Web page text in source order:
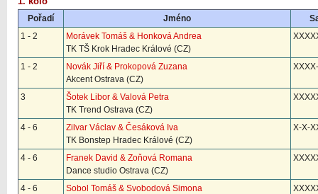
Pořadí Jméno
1 - 2
Morávek Tomáš & Honková Andrea
TK TŠ Krok Hradec Králové (CZ)
1 - 2
Novák Jiří & Prokopová Zuzana
Akcent Ostrava (CZ)
3
Šotek Libor & Valová Petra
TK Trend Ostrava (CZ)
4 - 6
Zilvar Václav & Česáková Iva
TK Bonstep Hradec Králové (CZ)
X-X-
4 - 6
Franek David & Zoňová Romana
Dance studio Ostrava (CZ)
4 - 6
Sobol Tomáš & Svobodová Simona